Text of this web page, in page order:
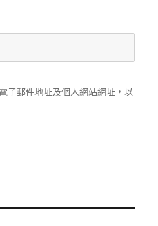
子郵件地址及個人網站網址，以